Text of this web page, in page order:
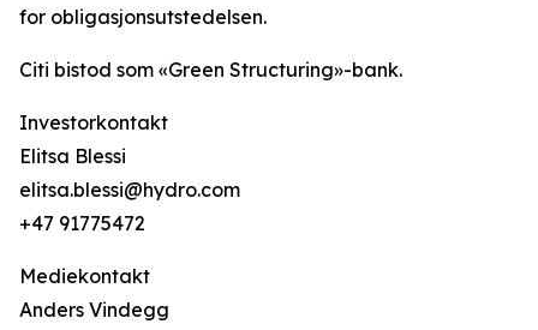
for obligasjonsutstedelsen.
Citi bistod som «Green Structuring»-bank.
Investorkontakt
Elitsa Blessi
elitsa.blessi@hydro.com
+47 91775472
Mediekontakt
Anders Vindegg